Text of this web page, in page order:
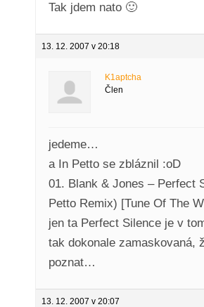
Tak jdem nato 🙂
13. 12. 2007 v 20:18
K1aptcha
Člen
jedeme…
a In Petto se zbláznil :oD
01. Blank & Jones – Perfect
Petto Remix) [Tune Of The
jen ta Perfect Silence je v
tak dokonale zamaskovaná,
poznat…
13. 12. 2007 v 20:07